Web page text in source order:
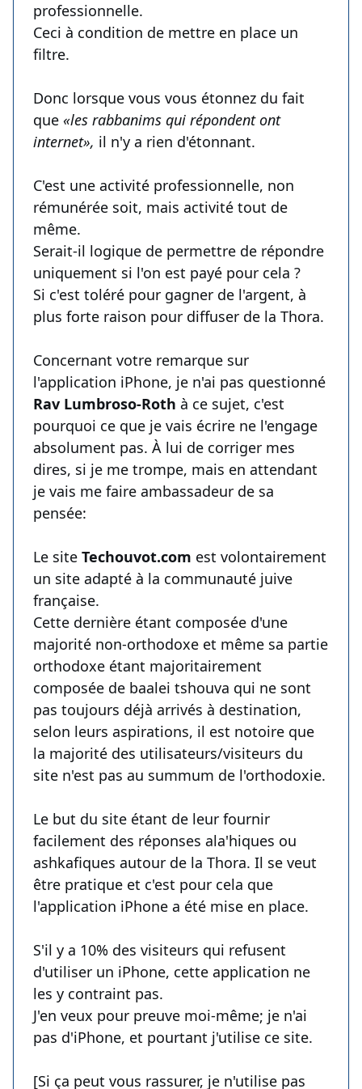
professionnelle.
Ceci à condition de mettre en place un
filtre.
Donc lorsque vous vous étonnez du fait
que «les rabbanims qui répondent ont
internet», il n'y a rien d'étonnant.
C'est une activité professionnelle, non
rémunérée soit, mais activité tout de
même.
Serait-il logique de permettre de répondre
uniquement si l'on est payé pour cela ?
Si c'est toléré pour gagner de l'argent, à
plus forte raison pour diffuser de la Thora.
Concernant votre remarque sur
l'application iPhone, je n'ai pas questionné
Rav Lumbroso-Roth à ce sujet, c'est
pourquoi ce que je vais écrire ne l'engage
absolument pas. À lui de corriger mes
dires, si je me trompe, mais en attendant
je vais me faire ambassadeur de sa
pensée:
Le site Techouvot.com est volontairement
un site adapté à la communauté juive
française.
Cette dernière étant composée d'une
majorité non-orthodoxe et même sa partie
orthodoxe étant majoritairement
composée de baalei tshouva qui ne sont
pas toujours déjà arrivés à destination,
selon leurs aspirations, il est notoire que
la majorité des utilisateurs/visiteurs du
site n'est pas au summum de l'orthodoxie.
Le but du site étant de leur fournir
facilement des réponses ala'hiques ou
ashkafiques autour de la Thora. Il se veut
être pratique et c'est pour cela que
l'application iPhone a été mise en place.
S'il y a 10% des visiteurs qui refusent
d'utiliser un iPhone, cette application ne
les y contraint pas.
J'en veux pour preuve moi-même; je n'ai
pas d'iPhone, et pourtant j'utilise ce site.
[Si ça peut vous rassurer, je n'utilise pas